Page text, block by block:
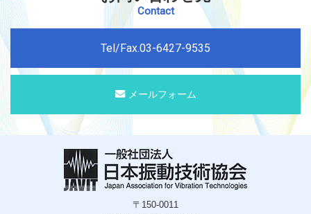
Contact
Tel/Fax.03-6427-9535
メールフォーム
〒150-0011